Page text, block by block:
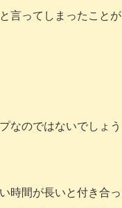
言ってしまったことが
なのではないでしょう
時間が長いと付き合っ